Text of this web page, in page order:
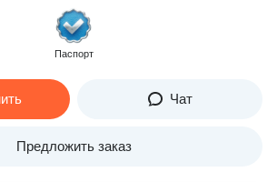
Паспорт
Чат
Предложить заказ